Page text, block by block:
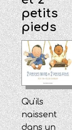
petits
pieds
Qu'ils
naissent
dans un